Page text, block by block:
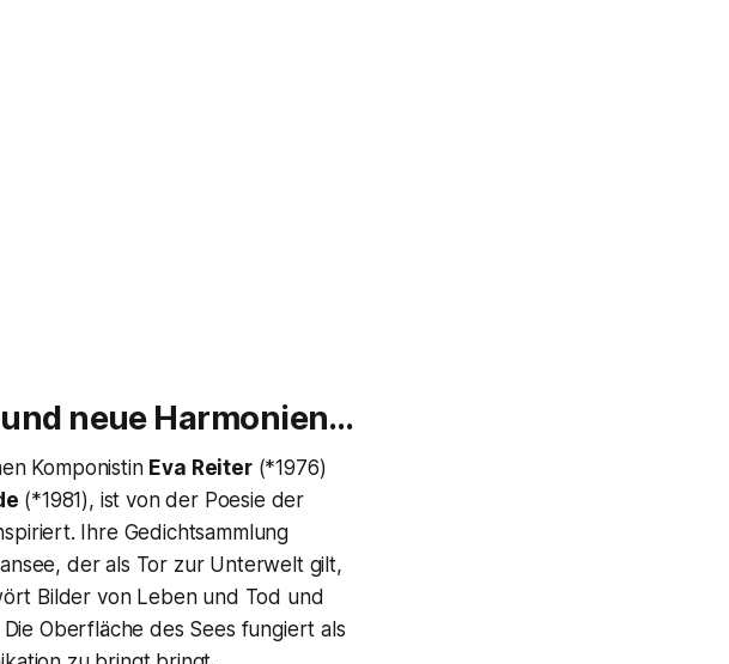
neue Harmonien…
Komponistin Eva Reiter(*1976)
(*1981), ist von der Poesie der
Ihre Gedichtsammlung
der als Tor zur Unterwelt gilt,
Bilder von Leben und Tod und
Oberfläche des Sees fungiert als